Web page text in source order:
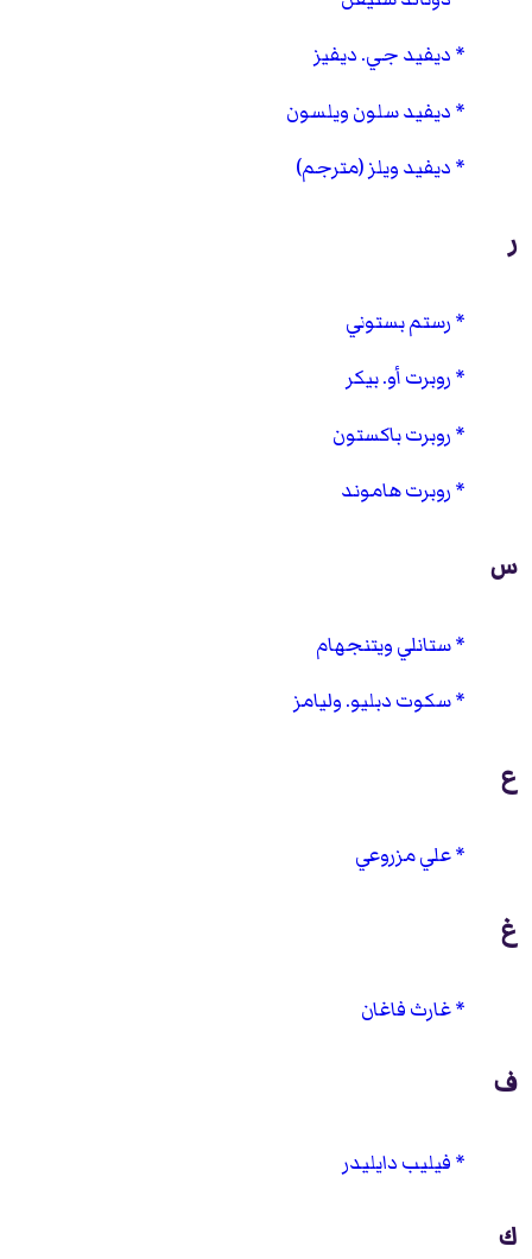
ديفيد جي. ديفيز
ديفيد سلون ويلسون
ديفيد ويلز (مترجم)
ر
رستم بستوني
روبرت أو. بيكر
روبرت باكستون
روبرت هاموند
س
ستانلي ويتنجهام
سكوت دبليو. وليامز
ع
علي مزروعي
غ
غارث فاغان
ف
فيليب دايليدر
ك